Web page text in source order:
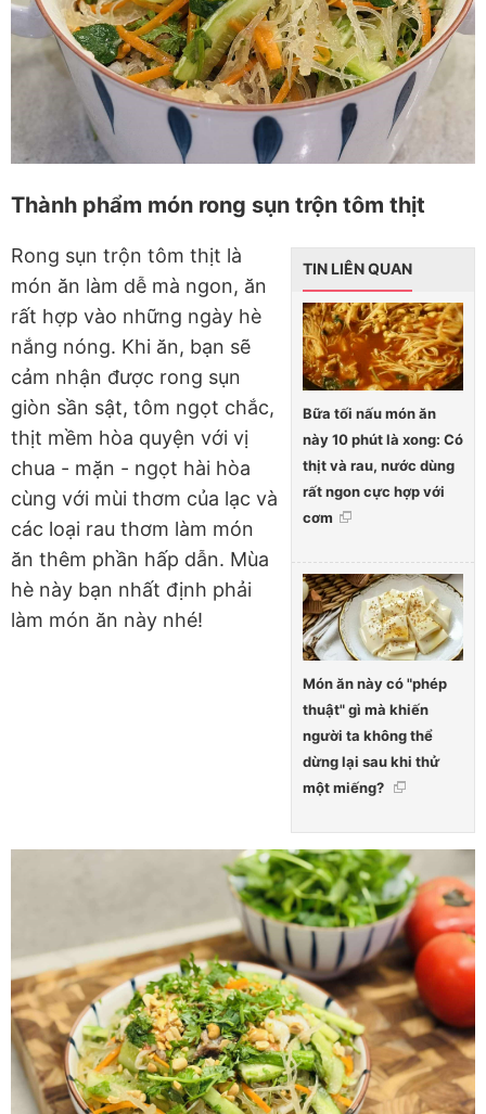
Thành phẩm món rong sụn trộn tôm thịt
TIN LIÊN QUAN
Bữa tối nấu món ăn
này 10 phút là xong: Có
thịt và rau, nước dùng
rất ngon cực hợp với
cơm
Món ăn này có "phép
thuật" gì mà khiến
người ta không thể
dừng lại sau khi thử
một miếng?
Rong sụn trộn tôm thịt là
món ăn làm dễ mà ngon, ăn
rất hợp vào những ngày hè
nắng nóng. Khi ăn, bạn sẽ
cảm nhận được rong sụn
giòn sần sật, tôm ngọt chắc,
thịt mềm hòa quyện với vị
chua - mặn - ngọt hài hòa
cùng với mùi thơm của lạc và
các loại rau thơm làm món
ăn thêm phần hấp dẫn. Mùa
hè này bạn nhất định phải
làm món ăn này nhé!